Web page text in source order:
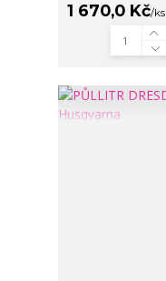
1 670,0 Kč/ks